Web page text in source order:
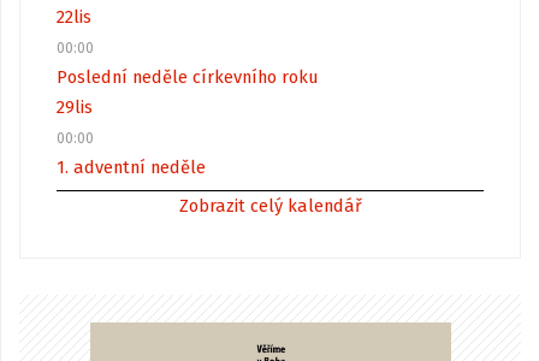
22lis
00:00
Poslední neděle církevního roku
29lis
00:00
1. adventní neděle
Zobrazit celý kalendář